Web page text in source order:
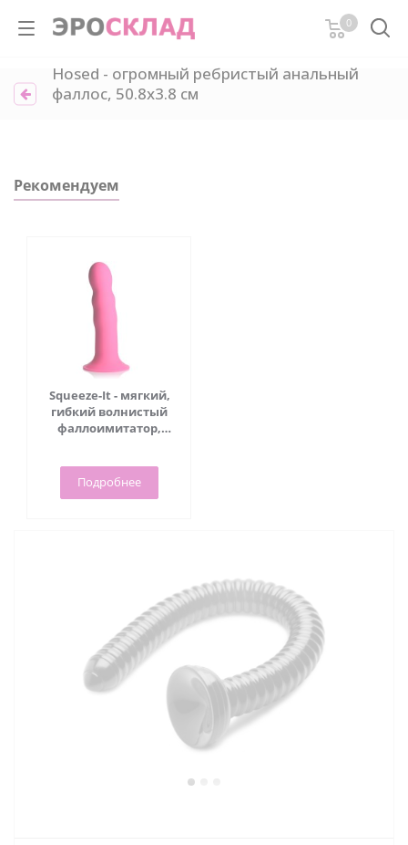
0
Hosed - огромный ребристый анальный
фаллос, 50.8х3.8 см
Рекомендуем
Squeeze-It - мягкий,
гибкий волнистый
фаллоимитатор,
Подробнее